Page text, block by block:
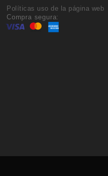
Políticas uso de la página web
Compra segura: